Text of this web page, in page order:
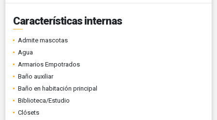
Características internas
Admite mascotas
Agua
Armarios Empotrados
Baño auxiliar
Baño en habitación principal
Biblioteca/Estudio
Clósets